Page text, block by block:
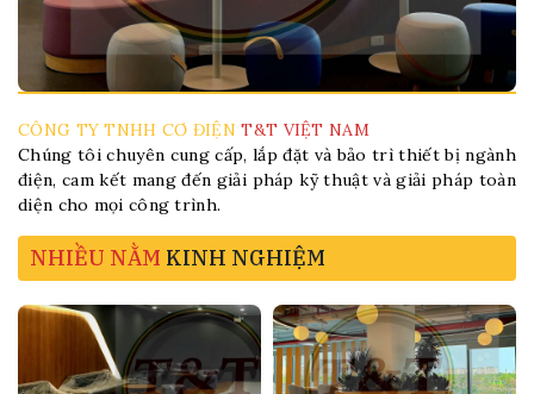
CÔNG TY TNHH CƠ ĐIỆNT&T VIỆT NAM
Chúng tôi chuyên cung cấp, lắp đặt và bảo trì thiết bị ngành
điện, cam kết mang đến giải pháp kỹ thuật và giải pháp toàn
diện cho mọi công trình.
NHIỀU NẰM KINH NGHIỆM